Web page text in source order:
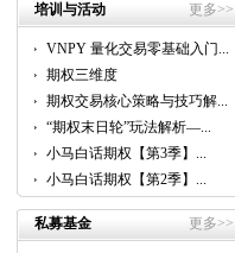
培训与活动 更多>>
VNPY 量化交易零基础入门...
期权三维度
期权交易核心策略与技巧解...
“期权末日轮”玩法解析—...
小马白话期权【第3季】...
小马白话期权【第2季】...
私募基金 更多>>